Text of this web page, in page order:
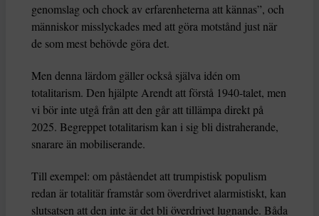
genomslag och chock av erfarenheterna att kännas”, och
människor misslyckades med att göra motstånd just när
de som mest behövde göra det.
Men denna lärdom gäller också själva idén om
totalitarism. Den hjälpte Arendt att förstå 1940-talet, men
vi bör inte utgå från att den går att tillämpa direkt på
2025. Begreppet totalitarism kan i sig bli distraherande,
snarare än mobiliserande.
Till exempel: om påståendet att trumpistisk populism
redan är totalitär framstår som överdrivet alarmistiskt, kan
slutsatsen att den inte är det bli överdrivet lugnande. Båda